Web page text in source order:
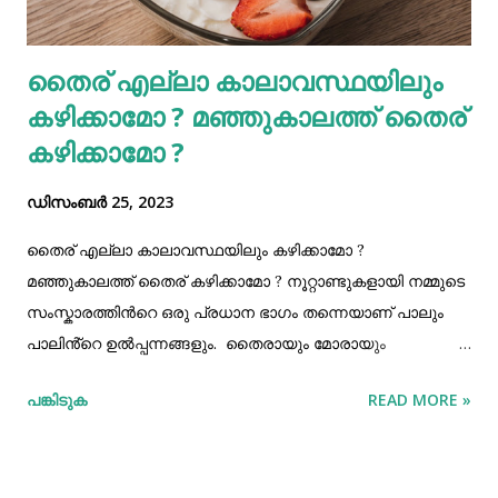
എന്നിവ നായയുടെ മുന്നിലേക്ക് ഇട്ടു കൊടുത്ത് ശ്രദ്ധ തിരിച്ച
ശേഷം ഓടി രക്ഷപ്പെടുക. ശ്രദ്ധ തിരിക്കുവാൻ തക്ക
സാധനങ്ങൾ കയ്യിൽ ഇല്ല എന്ന സാഹചര്യത്തിൽ
ചെരിപ്പ് ഇട...
തൈര് എല്ലാ കാലാവസ്ഥയിലും
കഴിക്കാമോ ? മഞ്ഞുകാലത്ത് തൈര്
കഴിക്കാമോ ?
ഡിസംബർ 25, 2023
തൈര് എല്ലാ കാലാവസ്ഥയിലും കഴിക്കാമോ ?
മഞ്ഞുകാലത്ത് തൈര് കഴിക്കാമോ ? നൂറ്റാണ്ടുകളായി നമ്മുടെ
സംസ്കാരത്തിൻറെ ഒരു പ്രധാന ഭാഗം തന്നെയാണ് പാലും
പാലിൻ്റെ ഉൽപ്പന്നങ്ങളും. തൈരായും മോരായും
നമ്മുടെ അടുക്കളയിലെ ഒരു പ്രധാന സ്ഥാനം തന്നെ
പങ്കിടുക READ MORE »